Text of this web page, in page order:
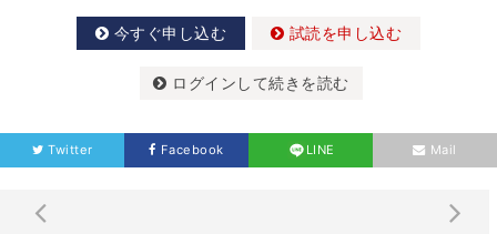
今すぐ申し込む 試読を申し込む
ログインして続きを読む
Twitter Facebook LINE Mail